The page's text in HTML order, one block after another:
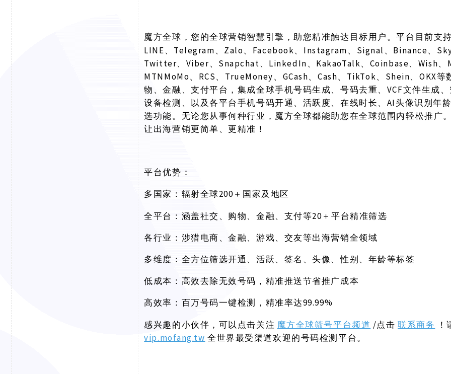
魔方全球，您的全球营销智慧引擎，助您精准触达目标用户。平台目前支
LINE、Telegram、Zalo、Facebook、Instagram、Signal、Binance、
Twitter、Viber、Snapchat、LinkedIn、KakaoTalk、Coinbase、Wish、
MTNMoMo、RCS、TrueMoney、GCash、Cash、TikTok、Shein、OKX等
物、金融、支付平台，集成全球手机号码生成、号码去重、VCF文件生成
设备检测、以及各平台手机号码开通、活跃度、在线时长、AI头像识别年
选功能。无论您从事何种行业，魔方全球都能助您在全球范围内轻松推广
让出海营销更简单、更精准！
平台优势：
多国家：辐射全球200＋国家及地区
全平台：涵盖社交、购物、金融、支付等20＋平台精准筛选
各行业：涉猎电商、金融、游戏、交友等出海营销全领域
多维度：全方位筛选开通、活跃、签名、头像、性别、年龄等标签
低成本：高效去除无效号码，精准推送节省推广成本
高效率：百万号码一键检测，精准率达99.99%
感兴趣的小伙伴，可以点击关注 魔方全球筛号平台频道 /点击联系商务
vip.mofang.tw 全世界最受渠道欢迎的号码检测平台。